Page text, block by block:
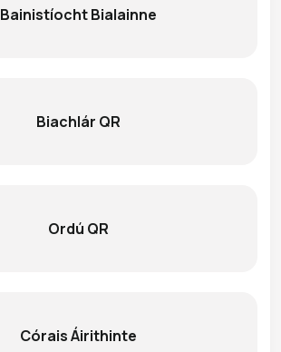
Bainistíocht Bialainne
Biachlár QR
Ordú QR
Córais Áirithinte